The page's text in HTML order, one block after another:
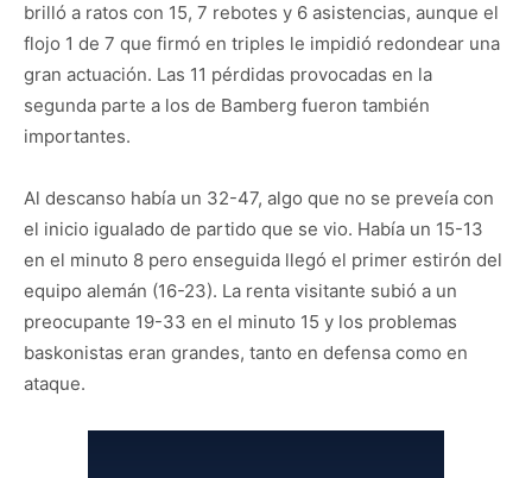
brilló a ratos con 15, 7 rebotes y 6 asistencias, aunque el
flojo 1 de 7 que firmó en triples le impidió redondear una
gran actuación. Las 11 pérdidas provocadas en la
segunda parte a los de Bamberg fueron también
importantes.
Al descanso había un 32-47, algo que no se preveía con
el inicio igualado de partido que se vio. Había un 15-13
en el minuto 8 pero enseguida llegó el primer estirón del
equipo alemán (16-23). La renta visitante subió a un
preocupante 19-33 en el minuto 15 y los problemas
baskonistas eran grandes, tanto en defensa como en
ataque.